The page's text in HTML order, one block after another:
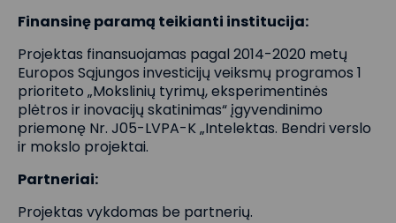
Finansinę paramą teikianti institucija:
Projektas finansuojamas pagal 2014-2020 metų
Europos Sąjungos investicijų veiksmų programos 1
prioriteto „Mokslinių tyrimų, eksperimentinės
plėtros ir inovacijų skatinimas“ įgyvendinimo
priemonę Nr. J05-LVPA-K „Intelektas. Bendri verslo
ir mokslo projektai.
Partneriai:
Projektas vykdomas be partnerių.